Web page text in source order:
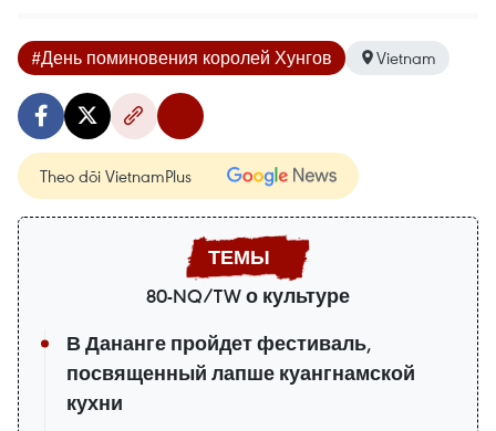
#День поминовения королей Хунгов Vietnam
Theo dõi VietnamPlus
80-NQ/TW о культуре
В Дананге пройдет фестиваль,
посвященный лапше куангнамской
кухни